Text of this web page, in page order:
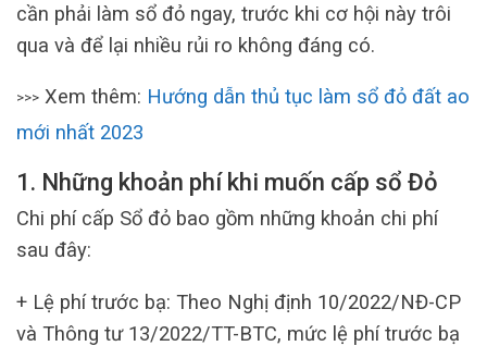
cần phải làm sổ đỏ ngay, trước khi cơ hội này trôi
qua và để lại nhiều rủi ro không đáng có.
>>> Xem thêm: Hướng dẫn thủ tục làm sổ đỏ đất ao
mới nhất 2023
1. Những khoản phí khi muốn cấp sổ Đỏ
Chi phí cấp Sổ đỏ bao gồm những khoản chi phí
sau đây:
+ Lệ phí trước bạ: Theo Nghị định 10/2022/NĐ-CP
và Thông tư 13/2022/TT-BTC, mức lệ phí trước bạ